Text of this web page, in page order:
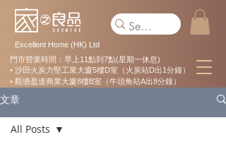
Excellent Home (HK) Ltd
門市營業時間：早上11點到7點(星期一休息)
• 沙田火炭力堅工業大廈5樓D室（火炭站D出1分鐘）
• 觀塘盈達商業大廈8樓B室（牛頭角站A出8分鐘）
文章
All Posts